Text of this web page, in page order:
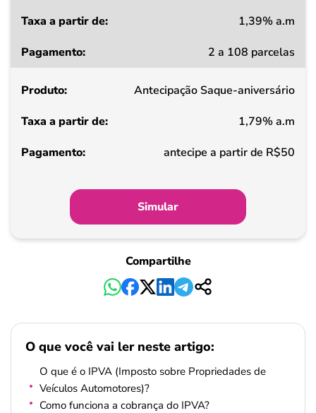
a
de
Pagamento
1,39% a.m
2 a 108 parcelas
Antecipação Saque-aniversário
1,79% a.m
antecipe a partir de R$50
Simular
Compartilhe
O que você vai ler neste artigo:
O que é o IPVA (Imposto sobre Propriedades de
Veículos Automotores)?
Como funciona a cobrança do IPVA?